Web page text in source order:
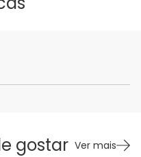
gostar Ver mais